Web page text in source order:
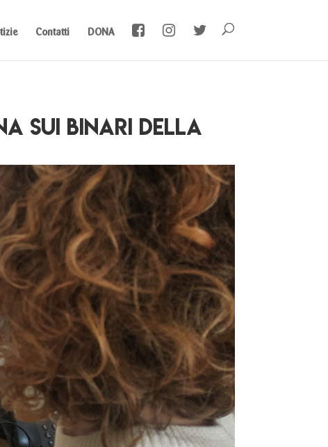
Contatti DONA
sui binari della